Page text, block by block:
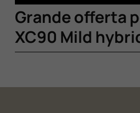
Grande offerta
XC90 Mild